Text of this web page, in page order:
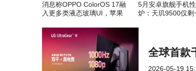
消息称OPPO ColorOS 17融
入更多类液态玻璃UI，苹果
5月安卓旗舰手机
炉：天玑9500仅剩
全球首款
2026-05-19